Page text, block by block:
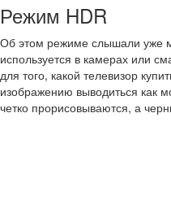
Режим HDR
Об этом режиме слышали уже
используется в камерах или
для того, какой телевизор
изображению выводиться как
четко прорисовываются, а